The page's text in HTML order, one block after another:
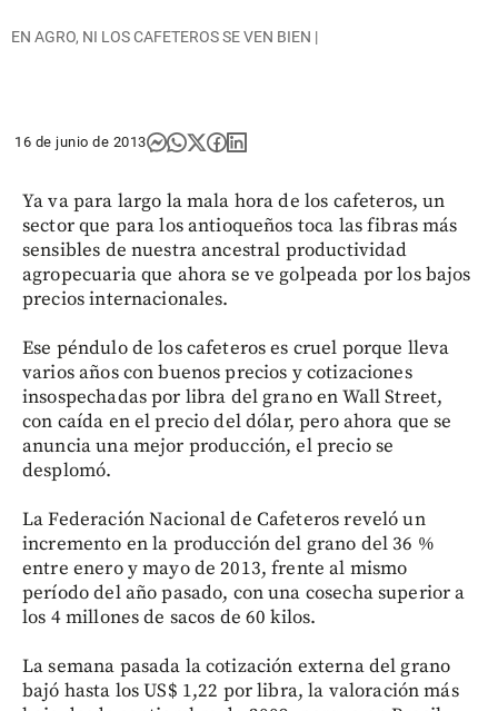
EN AGRO, NI LOS CAFETEROS SE VEN BIEN |
16 de junio de 2013
Ya va para largo la mala hora de los cafeteros, un
sector que para los antioqueños toca las fibras más
sensibles de nuestra ancestral productividad
agropecuaria que ahora se ve golpeada por los bajos
precios internacionales.
Ese péndulo de los cafeteros es cruel porque lleva
varios años con buenos precios y cotizaciones
insospechadas por libra del grano en Wall Street,
con caída en el precio del dólar, pero ahora que se
anuncia una mejor producción, el precio se
desplomó.
La Federación Nacional de Cafeteros reveló un
incremento en la producción del grano del 36 %
entre enero y mayo de 2013, frente al mismo
período del año pasado, con una cosecha superior a
los 4 millones de sacos de 60 kilos.
La semana pasada la cotización externa del grano
bajó hasta los US$ 1,22 por libra, la valoración más